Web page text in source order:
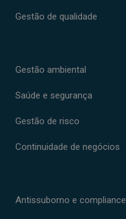
Gestão de qualidade
Gestão ambiental
Saúde e segurança
Gestão de risco
Continuidade de negócios
Antissuborno e compliance